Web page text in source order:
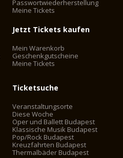
Passwortwiederherstellung
Meine Tickets
Jetzt Tickets kaufen
Mein Warenkorb
Geschenkgutscheine
Meine Tickets
Ticketsuche
Veranstaltungsorte
Diese Woche
Oper und Ballett Budapest
Klassische Musik Budapest
Pop/Rock Budapest
Kreuzfahrten Budapest
Thermalbäder Budapest